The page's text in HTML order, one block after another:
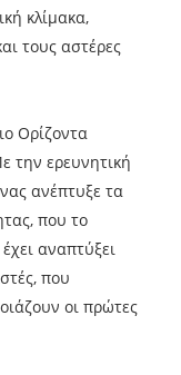
κλίμακα,
τους αστέρες
Ορίζοντα
την ερευνητική
ανέπτυξε τα
που το
αναπτύξει
που
οι πρώτες